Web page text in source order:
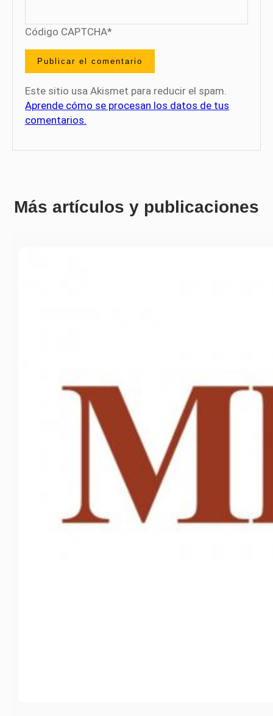
Código CAPTCHA*
Este sitio usa Akismet para reducir el spam.
Aprende cómo se procesan los datos de tus
comentarios.
Más artículos y publicaciones